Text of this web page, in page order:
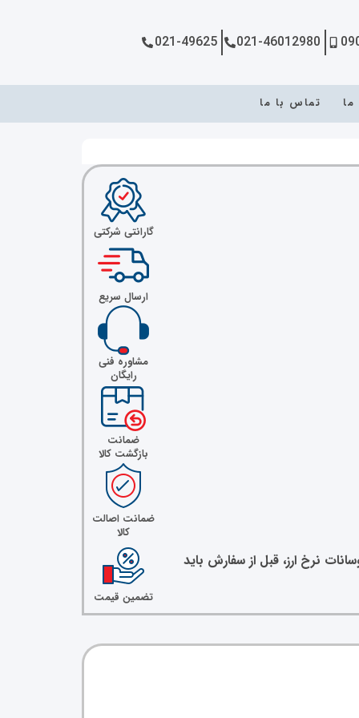
021-46012980
021-49625
ما تماس با ما
نرخ ارز، قبل از سفارش باید
گارانتی شرکتی
ارسال سریع
مشاوره فنی
رایگان
ضمانت
بازگشت کالا
ضمانت اصالت
کالا
تضمین قیمت